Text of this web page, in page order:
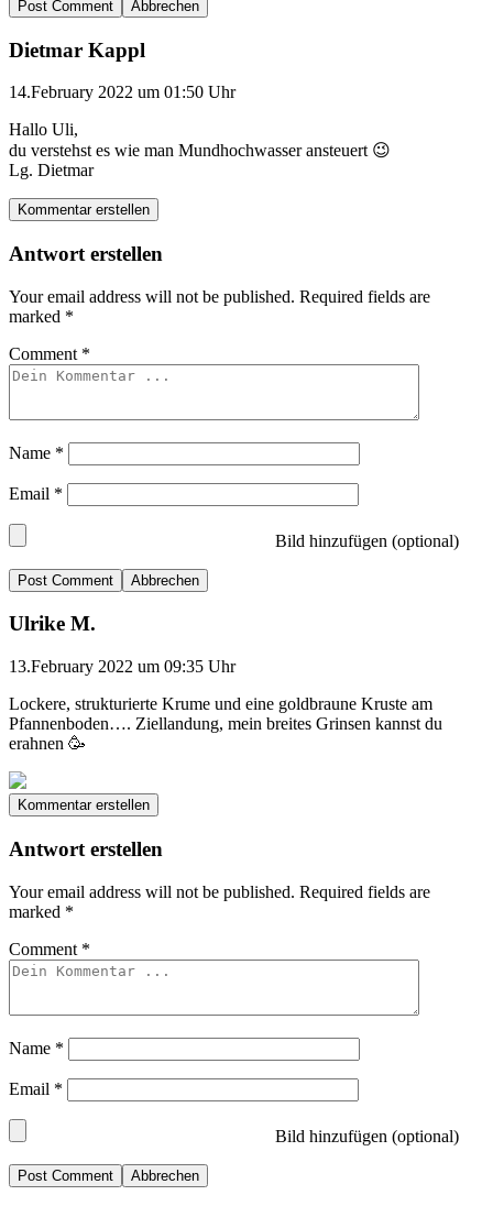
Abbrechen
Dietmar Kappl
14.February 2022 um 01:50 Uhr
Hallo Uli,
du verstehst es wie man Mundhochwasser ansteuert 😉
Lg. Dietmar
Kommentar erstellen
Antwort erstellen
Your email address will not be published. Required fields are
marked *
Comment *
Name *
Email *
Bild hinzufügen (optional)
Abbrechen
Ulrike M.
13.February 2022 um 09:35 Uhr
Lockere, strukturierte Krume und eine goldbraune Kruste am
Pfannenboden…. Ziellandung, mein breites Grinsen kannst du
erahnen 🥳
Kommentar erstellen
Antwort erstellen
Your email address will not be published. Required fields are
marked *
Comment *
Name *
Email *
Bild hinzufügen (optional)
Abbrechen